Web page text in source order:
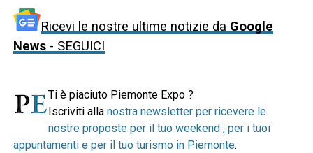
Ricevi le nostre ultime notizie da Google
News- SEGUICI
Ti è piaciuto Piemonte Expo ?
Iscriviti alla nostra newsletter per ricevere le
nostre proposte per il tuo weekend , per i tuoi
appuntamenti e per il tuo turismo in Piemonte.